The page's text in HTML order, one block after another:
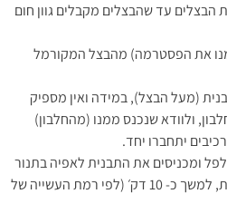
עד שהבצלים מקבלים גוון חום
את הפסטרמה) מהבצל המקורמל
(מעל הבצל), במידה ואין מספיק
ולוודא שנכנס ממנו (מהחלבון)
יתחברו יחד.
ומכניסים את התבנית לאפיה בתנור
שחומם מראש לחום של 190 מעלות, למשך כ- 10 דק׳ (לפי רמת העשייה של